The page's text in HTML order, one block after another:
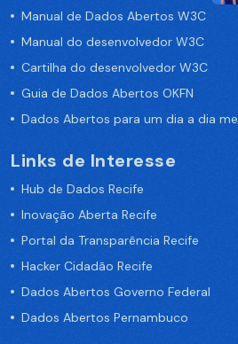
Manual de Dados Abertos W3C
Manual do desenvolvedor W3C
Cartilha do desenvolvedor W3C
Guia de Dados Abertos OKFN
Dados Abertos para um dia a dia
Links de Interesse
Hub de Dados Recife
Inovação Aberta Recife
Portal da Transparência Recife
Hacker Cidadão Recife
Dados Abertos Governo Federal
Dados Abertos Pernambuco